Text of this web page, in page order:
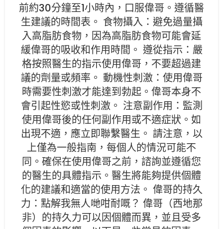
前約30分鐘至1小時內，口服偉哥。遵循醫
生建議的時間表。 食物攝入：避免過量攝
入高脂肪食物，因為高脂肪食物可能會延
緩偉哥的吸收和作用時間。 遵從指示：嚴
格按照醫生的指示使用偉哥，不要超過建
議的劑量或頻率。 動機性刺激：使用偉哥
時需要性刺激才能達到勃起。偉哥本身不
會引起性慾或性刺激。 注意副作用：監測
使用偉哥後的任何副作用或不適症狀。如
出現不適，應立即聯繫醫生。 請注意，以
上僅為一般指南，每個人的情況可能不
同。確保在使用偉哥之前，諮詢並遵循您
的醫生的具體指示。醫生將能夠提供個體
化的建議和適當的使用方法。 偉哥的持久
力：點解我無人哋咁耐嘅？ 偉哥（西地那
非）的持久力可以因個體而異，並且受多